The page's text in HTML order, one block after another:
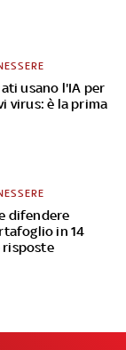
usano l'IA per
virus: è la prima
difendere
in 14
risposte